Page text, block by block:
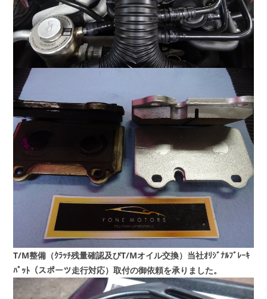
T/M整備（ｸﾗｯﾁ残量確認及びT/Mオイル交換）当社ｵﾘｼﾞﾅﾙﾌﾞﾚｰｷ
ﾊﾟｯﾄ（スポーツ走行対応）取付の御依頼を承りました。